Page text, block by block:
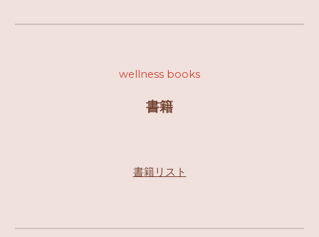
wellness books
書籍
書籍リスト